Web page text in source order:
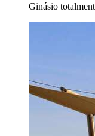
Ginásio